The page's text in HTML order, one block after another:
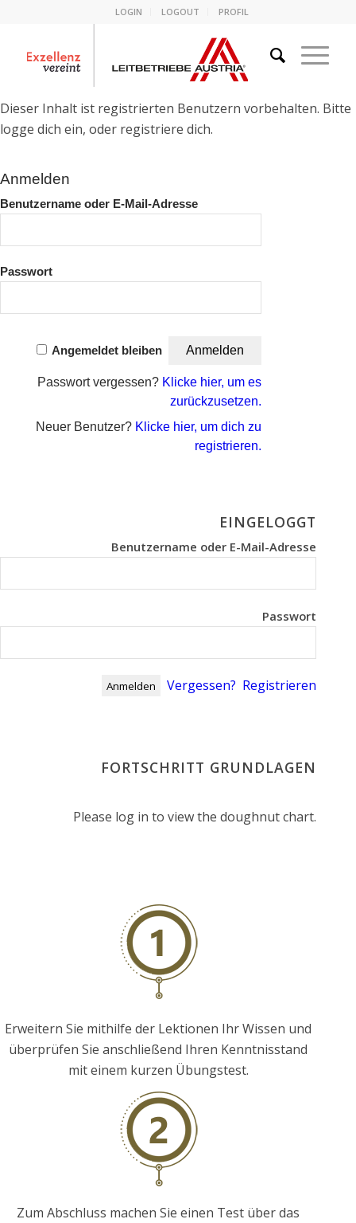
LOGIN LOGOUT PROFIL
Dieser Inhalt ist registrierten Benutzern vorbehalten. Bitte
logge dich ein, oder registriere dich.
Anmelden
Benutzername oder E-Mail-Adresse
Passwort
Angemeldet bleiben
Passwort vergessen? Klicke hier, um es
zurückzusetzen.
Neuer Benutzer? Klicke hier, um dich zu
registrieren.
EINGELOGGT
Benutzername oder E-Mail-Adresse
Passwort
Vergessen? Registrieren
FORTSCHRITT GRUNDLAGEN
Please log in to view the doughnut chart.
Erweitern Sie mithilfe der Lektionen Ihr Wissen und
überprüfen Sie anschließend Ihren Kenntnisstand
mit einem kurzen Übungstest.
Zum Abschluss machen Sie einen Test über das